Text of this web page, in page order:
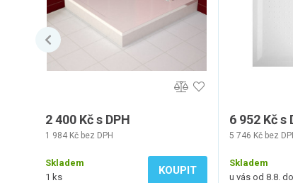
2 400 Kč s DPH
1 984 Kč bez DPH
Skladem
1 ks
KOUPIT
6 952 Kč s
5 746 Kč bez
Skladem
u vás od 8.8.